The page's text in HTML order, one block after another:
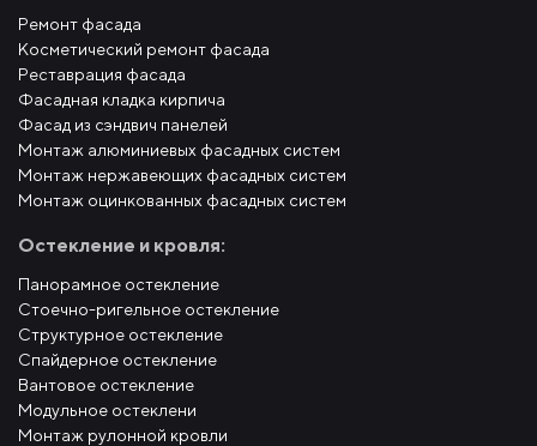
Ремонт фасада
Косметический ремонт фасада
Реставрация фасада
Фасадная кладка кирпича
Фасад из сэндвич панелей
Монтаж алюминиевых фасадных систем
Монтаж нержавеющих фасадных систем
Монтаж оцинкованных фасадных систем
Остекление и кровля:
Панорамное остекление
Стоечно-ригельное остекление
Структурное остекление
Спайдерное остекление
Вантовое остекление
Модульное остеклени
Монтаж рулонной кровли